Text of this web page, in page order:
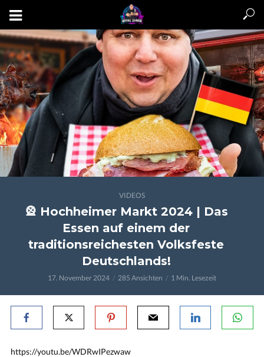
VIDEOS
🎡 Hochheimer Markt 2024 | Das
Essen auf einem der
traditionsreichesten Volksfeste
Deutschlands!
17. November 2024 285 Ansichten 1 Min. Lesezeit
https://youtu.be/WDRwIPezwaw